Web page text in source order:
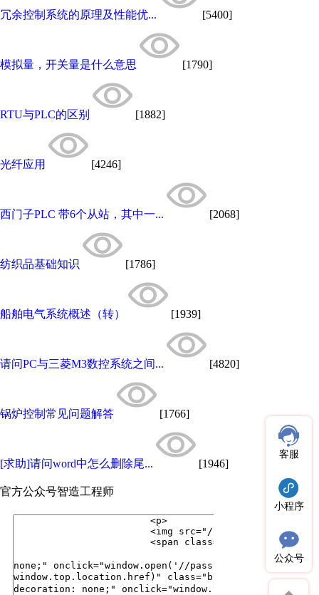
冗余控制系统的原理及性能优... [5400]
模拟量，开关量是什么意思 [1790]
RTU与PLC的区别 [1882]
光纤应用 [4246]
西门子PLC 带6个从站，其中一... [2068]
纺织品基础知识 [1786]
船舶电气系统概述（转） [1939]
请问PC与三菱M3数控系统之间... [4820]
锅炉控制常见问题解答 [1766]
[求助]请问word中怎么删除尾... [1946]
官方公众号智造工程师
客服
小程序
公众号